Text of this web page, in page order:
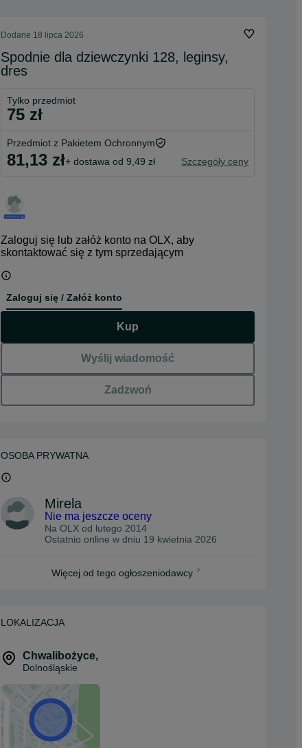
Dodane 18 lipca 2026
Spodnie dla dziewczynki 128, leginsy,
dres
Tylko przedmiot
75 zł
Przedmiot z Pakietem Ochronnym
81,13 zł+ dostawa od 9,49 zł Szczegóły ceny
Zaloguj się lub załóż konto na OLX, aby
skontaktować się z tym sprzedającym
Zaloguj się / Załóż konto
Kup
Wyślij wiadomość
Zadzwoń
OSOBA PRYWATNA
Mirela
Nie ma jeszcze oceny
Na OLX od lutego 2014
Ostatnio online w dniu 19 kwietnia 2026
Więcej od tego ogłoszeniodawcy
LOKALIZACJA
Chwalibożyce,
Dolnośląskie